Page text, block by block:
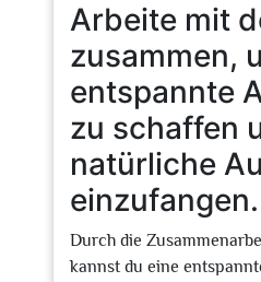
Arbeite mit
zusammen,
entspannte
zu schaffen
natürliche
einzufangen.
Durch die
kannst du eine